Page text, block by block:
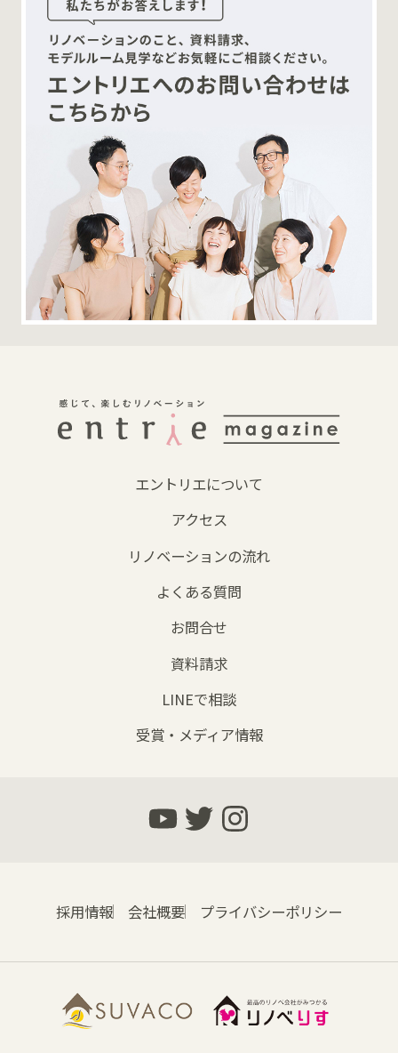
エントリエについて
アクセス
リノベーションの流れ
よくある質問
お問合せ
資料請求
LINEで相談
受賞・メディア情報
採用情報 会社概要 プライバシーポリシー